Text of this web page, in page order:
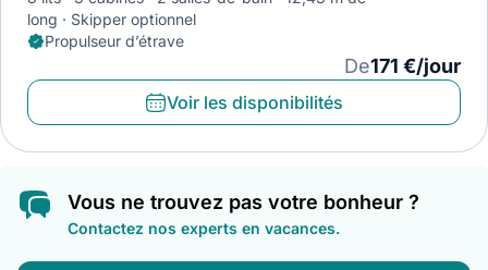
long
Skipper optionnel
Propulseur d’étrave
De171 €/jour
Voir les disponibilités
Vous ne trouvez pas votre bonheur ?
Contactez nos experts en vacances.